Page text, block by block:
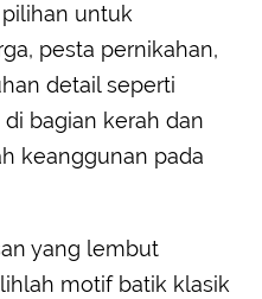
untuk
pesta pernikahan,
detail seperti
bagian kerah dan
keanggunan pada
yang lembut
motif batik klasik